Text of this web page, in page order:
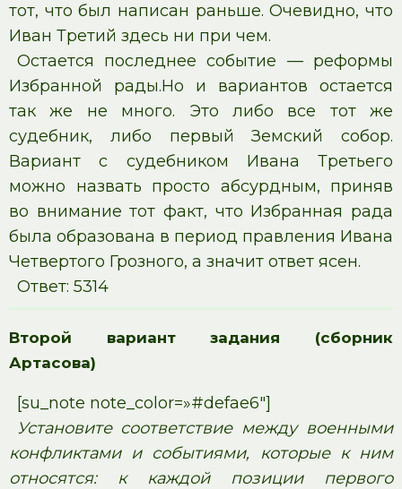
тот, что был написан раньше. Очевидно, что
Иван Третий здесь ни при чем.
Остается последнее событие — реформы
Избранной рады.Но и вариантов остается
так же не много. Это либо все тот же
судебник, либо первый Земский собор.
Вариант с судебником Ивана Третьего
можно назвать просто абсурдным, приняв
во внимание тот факт, что Избранная рада
была образована в период правления Ивана
Четвертого Грозного, а значит ответ ясен.
Ответ: 5314
Второй вариант задания (сборник
Артасова)
[su_note note_color=»#defae6″]
Установите со­от­вет­ствие между во­ен­ны­ми
конфликтами и событиями, которые к ним
относятся: к каж­дой позиции пер­во­го